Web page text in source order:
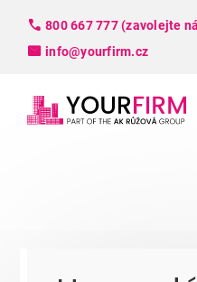
content
800 667 777 (zavolejte
info@yourfirm.cz